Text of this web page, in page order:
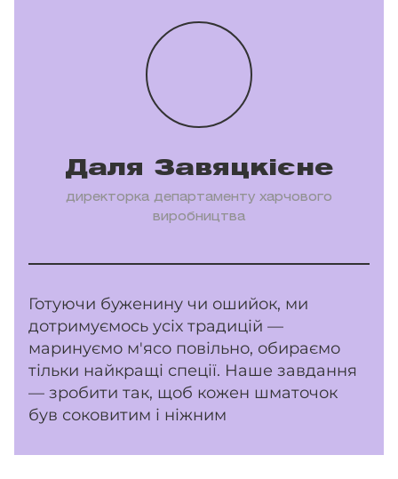
Даля Завяцкієне
директорка департаменту харчового
виробництва
Готуючи буженину чи ошийок, ми
дотримуємось усіх традицій —
маринуємо м'ясо повільно, обираємо
тільки найкращі спеції. Наше завдання
— зробити так, щоб кожен шматочок
був соковитим і ніжним